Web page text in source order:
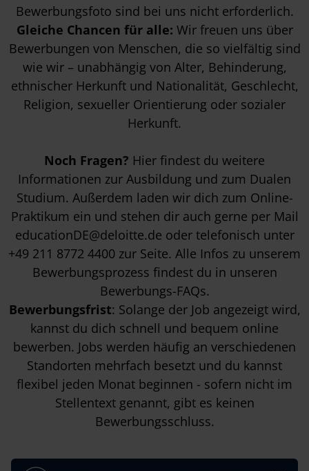
Bewerbungsfoto sind bei uns nicht erforderlich.
Gleiche Chancen für alle: Wir freuen uns über
Bewerbungen von Menschen, die so vielfältig sind
wie wir – unabhängig von Alter, Behinderung,
ethnischer Herkunft und Nationalität, Geschlecht,
Religion, sexueller Orientierung oder sozialer
Herkunft.
Noch Fragen? Hier findest du weitere
Informationen zur Ausbildung und zum Dualen
Studium. Außerdem laden wir dich zum Online-
Praktikum ein und stehen dir auch gerne per Mail
educationDE@deloitte.de oder telefonisch unter
+49 211 8772 4400 zur Seite. Alle Infos zu unserem
Bewerbungsprozess findest du in unseren
Bewerbungs-FAQs.
Bewerbungsfrist: Solange der Job angezeigt wird,
kannst du dich schnell und bequem online
bewerben. Jobs werden häufig an verschiedenen
Standorten mehrfach besetzt und du kannst
flexibel jeden Monat beginnen - sofern nicht im
Stellentext genannt, gibt es keinen
Bewerbungsschluss.